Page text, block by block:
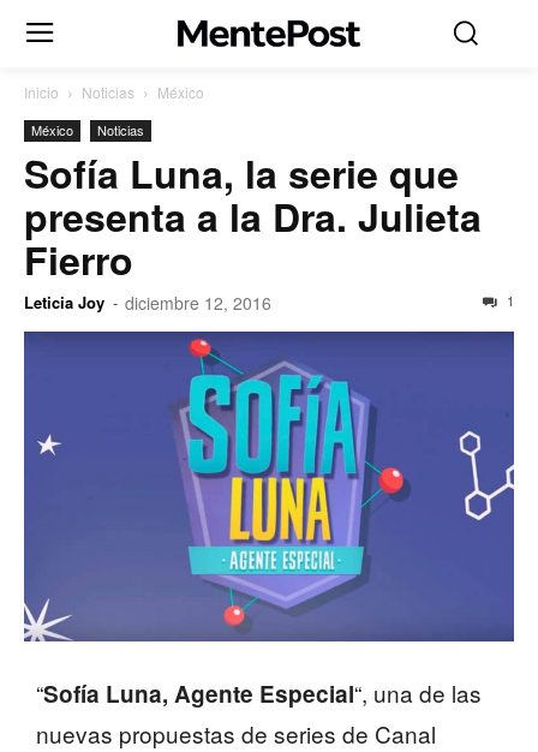
Inicio Noticias México
México Noticias
Sofía Luna, la serie que
presenta a la Dra. Julieta
Fierro
Leticia Joy - diciembre 12, 2016 1
“Sofía Luna, Agente Especial“, una de las
nuevas propuestas de series de Canal